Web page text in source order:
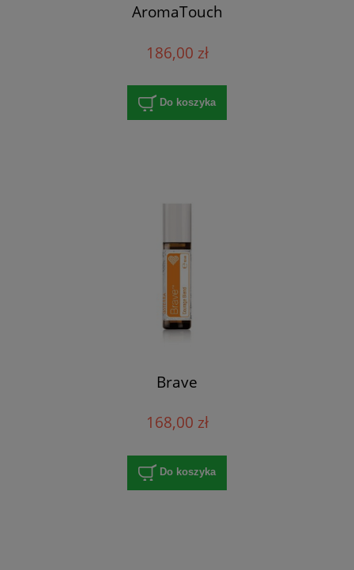
AromaTouch
186,00 zł
Do koszyka
Brave
168,00 zł
Do koszyka